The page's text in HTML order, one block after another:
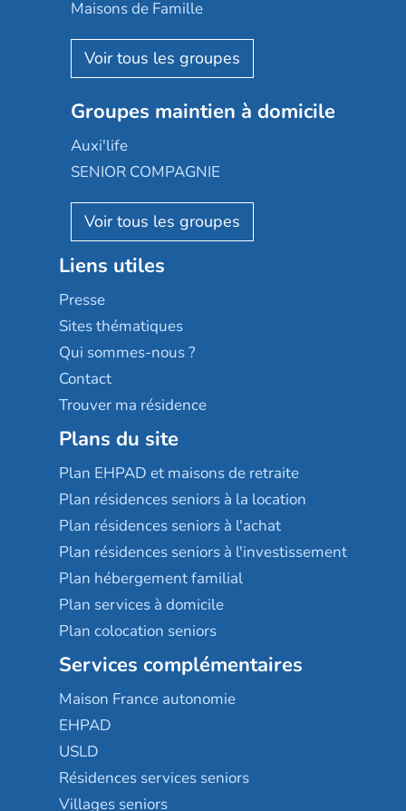
Aquarelia
Nexity edenea
Les jardins d'Arcadie
Occitalia
Appartseniors
Reseda
Stella management
Les villages d'or
Sérénys
Résidences services Villa Médicis
Maisons de Famille
Korian
Emera
Groupe SOS
Le Noble Âge
Almage
Résidalya
Groupe aplus
Groupes maintien à domicile
Auxi'life
SENIOR COMPAGNIE
AGE D'OR Services
Liens utiles
Presse
Sites thématiques
Qui sommes-nous ?
Contact
Trouver ma résidence
Plans du site
Plan EHPAD et maisons de retraite
Plan résidences seniors à la location
Plan résidences seniors à l'achat
Plan résidences seniors à l'investissement
Plan hébergement familial
Plan services à domicile
Plan colocation seniors
Services complémentaires
Maison France autonomie
EHPAD
USLD
Résidences services seniors
Villages seniors